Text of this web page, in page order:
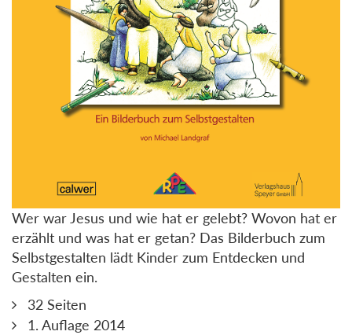
Wer war Jesus und wie hat er gelebt? Wovon hat er
erzählt und was hat er getan? Das Bilderbuch zum
Selbstgestalten lädt Kinder zum Entdecken und
Gestalten ein.
32 Seiten
1. Auflage 2014